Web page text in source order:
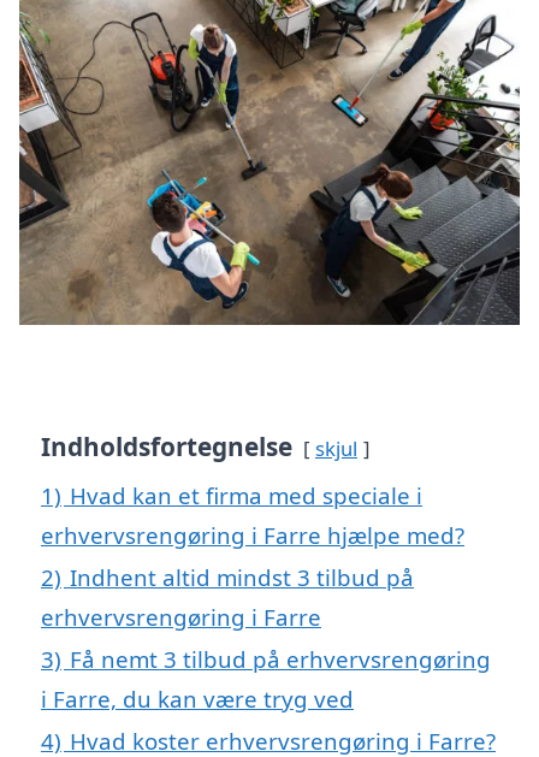
Indholdsfortegnelse skjul
1) Hvad kan et firma med speciale i
erhvervsrengøring i Farre hjælpe med?
2) Indhent altid mindst 3 tilbud på
erhvervsrengøring i Farre
3) Få nemt 3 tilbud på erhvervsrengøring
i Farre, du kan være tryg ved
4) Hvad koster erhvervsrengøring i Farre?